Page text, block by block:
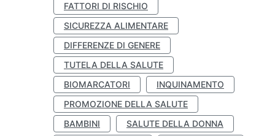
FATTORI DI RISCHIO
SICUREZZA ALIMENTARE
DIFFERENZE DI GENERE
TUTELA DELLA SALUTE
BIOMARCATORI
INQUINAMENTO
PROMOZIONE DELLA SALUTE
BAMBINI
SALUTE DELLA DONNA